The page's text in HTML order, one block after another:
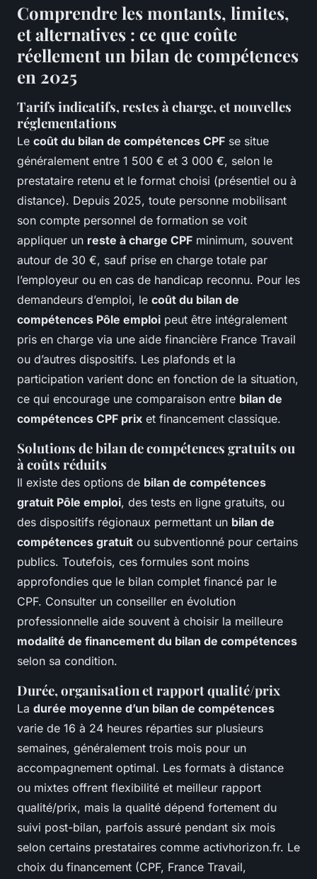
Comprendre les montants, limites,
et alternatives : ce que coûte
réellement un bilan de compétences
en 2025
Tarifs indicatifs, restes à charge, et nouvelles
réglementations
Le coût du bilan de compétences CPF se situe
généralement entre 1 500 € et 3 000 €, selon le
prestataire retenu et le format choisi (présentiel ou à
distance). Depuis 2025, toute personne mobilisant
son compte personnel de formation se voit
appliquer un reste à charge CPF minimum, souvent
autour de 30 €, sauf prise en charge totale par
l’employeur ou en cas de handicap reconnu. Pour les
demandeurs d’emploi, le coût du bilan de
compétences Pôle emploi peut être intégralement
pris en charge via une aide financière France Travail
ou d’autres dispositifs. Les plafonds et la
participation varient donc en fonction de la situation,
ce qui encourage une comparaison entre bilan de
compétences CPF prix et financement classique.
Solutions de bilan de compétences gratuits ou
à coûts réduits
Il existe des options de bilan de compétences
gratuit Pôle emploi, des tests en ligne gratuits, ou
des dispositifs régionaux permettant un bilan de
compétences gratuit ou subventionné pour certains
publics. Toutefois, ces formules sont moins
approfondies que le bilan complet financé par le
CPF. Consulter un conseiller en évolution
professionnelle aide souvent à choisir la meilleure
modalité de financement du bilan de compétences
selon sa condition.
Durée, organisation et rapport qualité/prix
La durée moyenne d’un bilan de compétences
varie de 16 à 24 heures réparties sur plusieurs
semaines, généralement trois mois pour un
accompagnement optimal. Les formats à distance
ou mixtes offrent flexibilité et meilleur rapport
qualité/prix, mais la qualité dépend fortement du
suivi post-bilan, parfois assuré pendant six mois
selon certains prestataires comme activhorizon.fr. Le
choix du financement (CPF, France Travail,